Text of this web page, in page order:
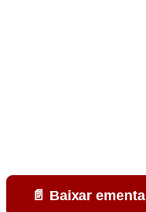
📄 Baixar ementa